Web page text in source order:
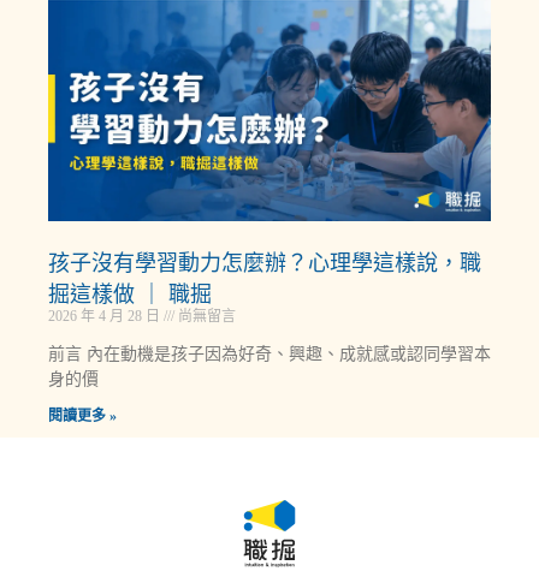
孩子沒有學習動力怎麼辦？心理學這樣說，職
掘這樣做 ｜ 職掘
2026 年 4 月 28 日 尚無留言
前言 內在動機是孩子因為好奇、興趣、成就感或認同學習本
身的價
閱讀更多 »